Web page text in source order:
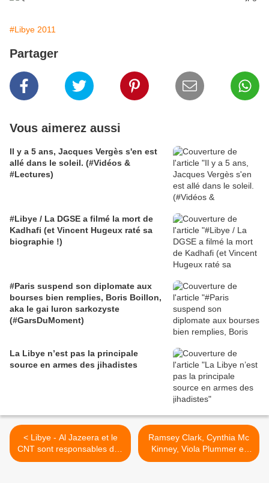
#Libye 2011
Partager
Vous aimerez aussi
Il y a 5 ans, Jacques Vergès s'en est
allé dans le soleil. (#Vidéos &
#Lectures)
#Libye / La DGSE a filmé la mort de
Kadhafi (et Vincent Hugeux raté sa
biographie !)
#Paris suspend son diplomate aux
bourses bien remplies, Boris Boillon,
aka le gai luron sarkozyste
(#GarsDuMoment)
La Libye n’est pas la principale
source en armes des jihadistes
< Libye - Al Jazeera et le
CNT sont responsables des
exactions contres les
Ramsey Clark, Cynthia Mc
Kinney, Viola Plummer et
Louis Farrakhan sur la